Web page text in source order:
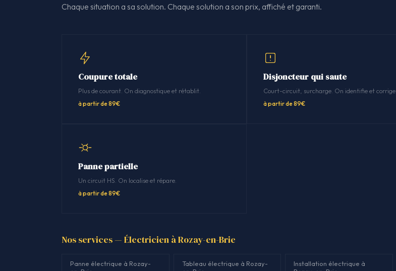
Chaque situation a sa solution. Chaque solution a son prix, affiché et garanti.
Coupure totale
Plus de courant. On diagnostique et rétablit.
à partir de 89€
Disjoncteur qui saute
Court-circuit, surcharge. On identifie et corrige.
à partir de 89€
Panne partielle
Un circuit HS. On localise et répare.
à partir de 89€
Nos services — Électricien à Rozay-en-Brie
Panne électrique à Rozay-
Tableau électrique à Rozay-
Installation électrique à